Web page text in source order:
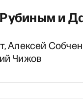
и
Алексей
Чижов